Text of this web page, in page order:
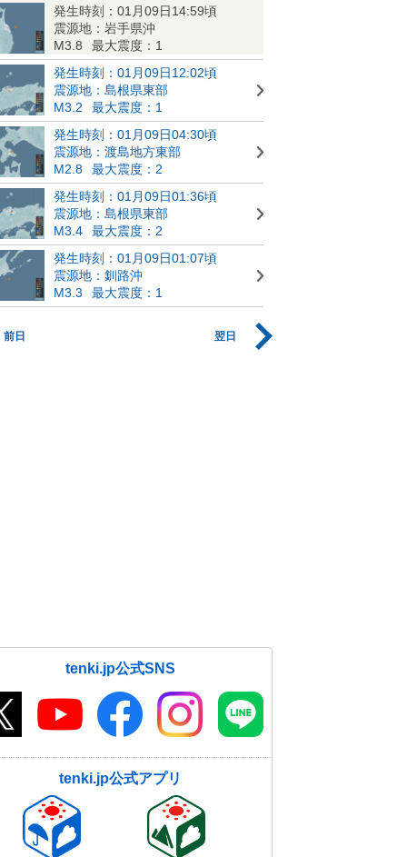
発生時刻：01月09日14:59頃
震源地：岩手県沖
M3.8
最大震度：1
発生時刻：01月09日12:02頃
震源地：島根県東部
M3.2
最大震度：1
発生時刻：01月09日04:30頃
震源地：渡島地方東部
M2.8
最大震度：2
発生時刻：01月09日01:36頃
震源地：島根県東部
M3.4
最大震度：2
発生時刻：01月09日01:07頃
震源地：釧路沖
M3.3
最大震度：1
前日 翌日
tenki.jp公式SNS
tenki.jp公式アプリ